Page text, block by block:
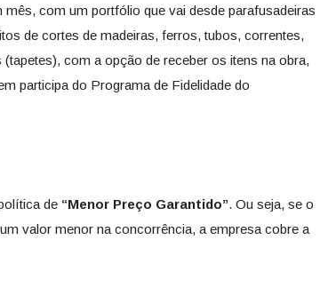
com um portfólio que vai desde parafusadeiras
de cortes de madeiras, ferros, tubos, correntes,
com a opção de receber os itens na obra,
participa do Programa de Fidelidade do
de “Menor Preço Garantido”. Ou seja, se o
valor menor na concorrência, a empresa cobre a